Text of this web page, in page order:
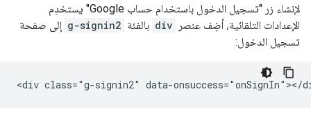
لإنشاء زر "تسجيل الدخول باستخدام حساب Google" يستخدِم
الإعدادات التلقائية، أضِف عنصر
div بالفئة g-signin2 إلى صفحة
تسجيل الدخول: